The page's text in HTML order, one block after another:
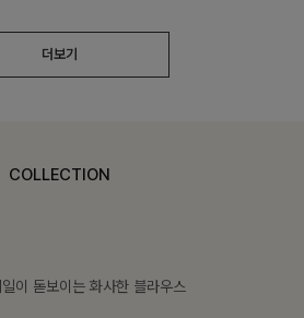
더보기
COLLECTION
손이 가는 데일리 티셔츠